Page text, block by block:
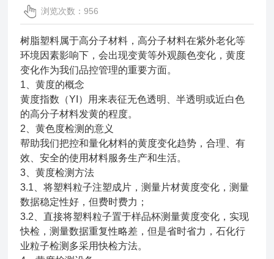
浏览次数：956
树脂塑料属于高分子材料，高分子材料在紫外老化等
环境因素影响下，会出现变黄等外观颜色变化，黄度
变化作为我们品控管理的重要方面。
1、黄度的概念
黄度指数（YI）用来表征无色透明、半透明或近白色
的高分子材料发黄的程度。
2、黄色度检测的意义
帮助我们把控和量化材料的黄度变化趋势，合理、有
效、安全的使用材料服务生产和生活。
3、黄度检测方法
3.1、将塑料粒子注塑成片，测量片材黄度变化，测量
数据稳定性好，但费时费力；
3.2、直接将塑料粒子置于样品杯测量黄度变化，实现
快检，测量数据重复性略差，但是省时省力，石化行
业粒子检测多采用快检方法。